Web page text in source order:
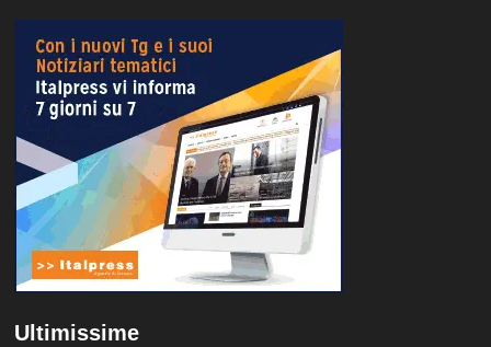
Ultimissime